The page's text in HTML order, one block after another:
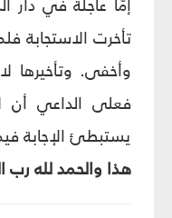
إمّا عاجلة في دار
تأخرت الاستجابة
وأخفى. وتأخيرها
فعلى الداعي أن
يستبطئ الإجابة
هذا والحمد لله رب